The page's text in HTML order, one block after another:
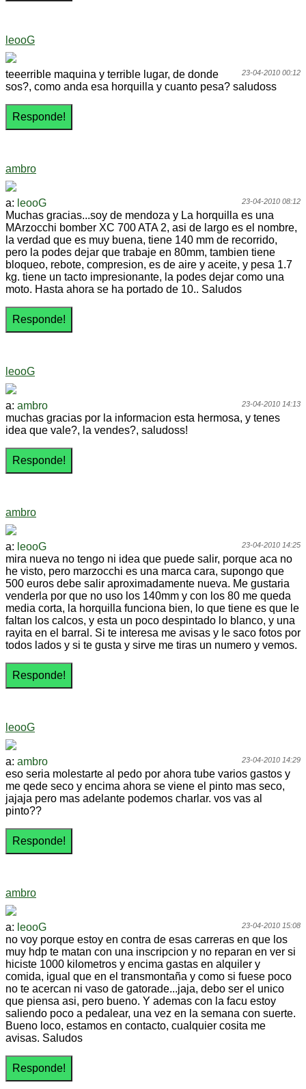
leooG
23-04-2010 00:12
teeerrible maquina y terrible lugar, de donde
sos?, como anda esa horquilla y cuanto pesa? saludoss
ambro
23-04-2010 08:12
a: leooG
Muchas gracias...soy de mendoza y La horquilla es una
MArzocchi bomber XC 700 ATA 2, asi de largo es el nombre,
la verdad que es muy buena, tiene 140 mm de recorrido,
pero la podes dejar que trabaje en 80mm, tambien tiene
bloqueo, rebote, compresion, es de aire y aceite, y pesa 1.7
kg. tiene un tacto impresionante, la podes dejar como una
moto. Hasta ahora se ha portado de 10.. Saludos
leooG
23-04-2010 14:13
a: ambro
muchas gracias por la informacion esta hermosa, y tenes
idea que vale?, la vendes?, saludoss!
ambro
23-04-2010 14:25
a: leooG
mira nueva no tengo ni idea que puede salir, porque aca no
he visto, pero marzocchi es una marca cara, supongo que
500 euros debe salir aproximadamente nueva. Me gustaria
venderla por que no uso los 140mm y con los 80 me queda
media corta, la horquilla funciona bien, lo que tiene es que le
faltan los calcos, y esta un poco despintado lo blanco, y una
rayita en el barral. Si te interesa me avisas y le saco fotos por
todos lados y si te gusta y sirve me tiras un numero y vemos.
leooG
23-04-2010 14:29
a: ambro
eso seria molestarte al pedo por ahora tube varios gastos y
me qede seco y encima ahora se viene el pinto mas seco,
jajaja pero mas adelante podemos charlar. vos vas al
pinto??
ambro
23-04-2010 15:08
a: leooG
no voy porque estoy en contra de esas carreras en que los
muy hdp te matan con una inscripcion y no reparan en ver si
hiciste 1000 kilometros y encima gastas en alquiler y
comida, igual que en el transmontaña y como si fuese poco
no te acercan ni vaso de gatorade...jaja, debo ser el unico
que piensa asi, pero bueno. Y ademas con la facu estoy
saliendo poco a pedalear, una vez en la semana con suerte.
Bueno loco, estamos en contacto, cualquier cosita me
avisas. Saludos